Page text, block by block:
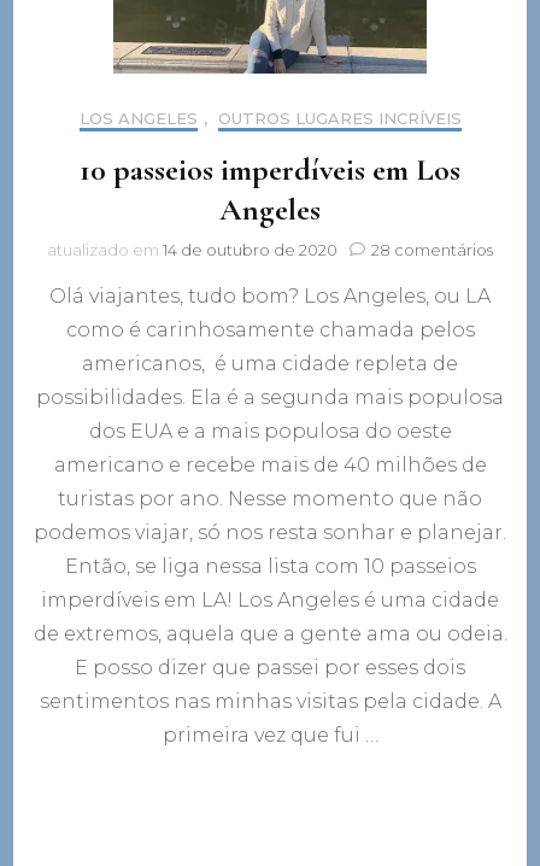
LOS ANGELES , OUTROS LUGARES INCRÍVEIS
10 passeios imperdíveis em Los
Angeles
atualizado em 14 de outubro de 2020 28 comentáriosem
Olá viajantes, tudo bom? Los Angeles, ou LA
como é carinhosamente chamada pelos
americanos, é uma cidade repleta de
possibilidades. Ela é a segunda mais populosa
dos EUA e a mais populosa do oeste
americano e recebe mais de 40 milhões de
turistas por ano. Nesse momento que não
podemos viajar, só nos resta sonhar e planejar.
Então, se liga nessa lista com 10 passeios
imperdíveis em LA! Los Angeles é uma cidade
de extremos, aquela que a gente ama ou odeia.
E posso dizer que passei por esses dois
sentimentos nas minhas visitas pela cidade. A
primeira vez que fui …